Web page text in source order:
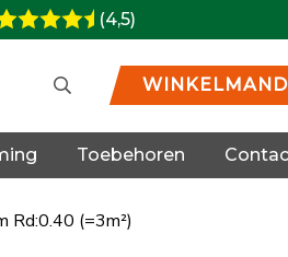
(4,5)
WINKELMAND
Toebehoren
(=3m²)